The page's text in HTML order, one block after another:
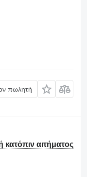
πωλητή
κατόπιν αιτήματος